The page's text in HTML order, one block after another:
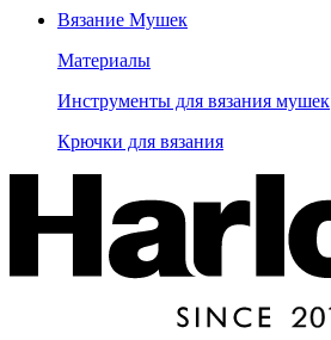
Вязание Мушек
Материалы
Инструменты для вязания мушек
Крючки для вязания